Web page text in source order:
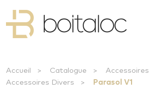
Accueil > Catalogue > Accessoires
Accessoires Divers
> Parasol V1